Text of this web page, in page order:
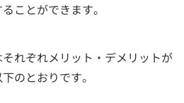
ことができます。
れぞれメリット・デメリットが
のとおりです。